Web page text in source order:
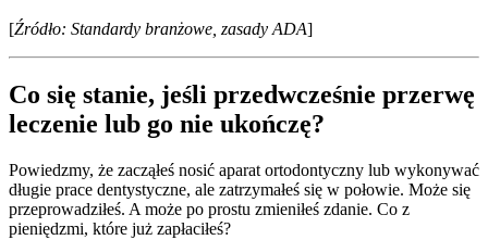
[Źródło: Standardy branżowe, zasady ADA]
Co się stanie, jeśli przedwcześnie przerwę
leczenie lub go nie ukończę?
Powiedzmy, że zacząłeś nosić aparat ortodontyczny lub wykonywać
długie prace dentystyczne, ale zatrzymałeś się w połowie. Może się
przeprowadziłeś. A może po prostu zmieniłeś zdanie. Co z
pieniędzmi, które już zapłaciłeś?